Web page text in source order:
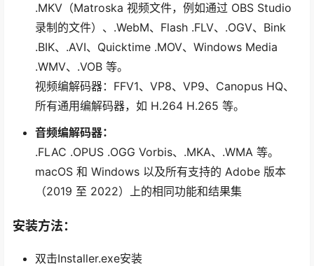
.MKV（Matroska 视频文件，例如通过 OBS Studio
录制的文件）、.WebM、Flash .FLV、.OGV、Bink
.BIK、.AVI、Quicktime .MOV、Windows Media
.WMV、.VOB 等。
视频编解码器：FFV1、VP8、VP9、Canopus HQ、
所有通用编解码器，如 H.264 H.265 等。
音频编解码器：
.FLAC .OPUS .OGG Vorbis、.MKA、.WMA 等。
macOS 和 Windows 以及所有支持的 Adob​​e 版本
（2019 至 2022）上的相同功能和结果集
安装方法：
双击Installer.exe安装